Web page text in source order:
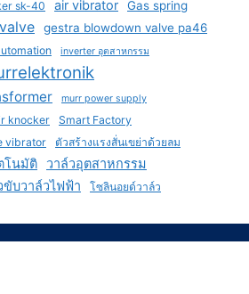
sk-40 air vibrator Gas spring
gestra blowdown valve pa46
inverter อุตสาหกรรม
murr power supply
knocker Smart Factory
vibrator ตัวสร้างแรงสั่นเขย่าด้วยลม
โนมัติ วาล์วอุตสาหกรรม
ขับวาล์วไฟฟ้า โซลินอยด์วาล์ว